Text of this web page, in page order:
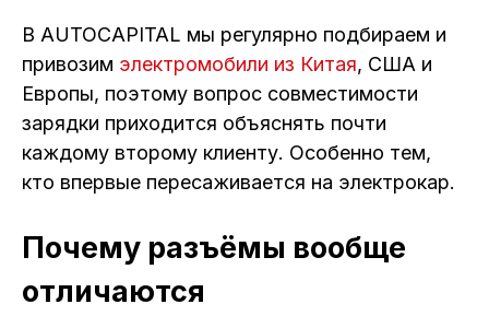
В AUTOCAPITAL мы регулярно подбираем и
привозим электромобили из Китая, США и
Европы, поэтому вопрос совместимости
зарядки приходится объяснять почти
каждому второму клиенту. Особенно тем,
кто впервые пересаживается на электрокар.
Почему разъёмы вообще
отличаются